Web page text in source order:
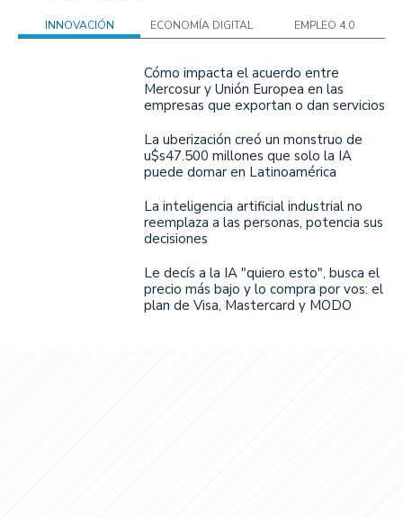
INNOVACIÓN ECONOMÍA DIGITAL EMPLEO 4.0
Cómo impacta el acuerdo entre
Mercosur y Unión Europea en las
empresas que exportan o dan servicios
La uberización creó un monstruo de
u$s47.500 millones que solo la IA
puede domar en Latinoamérica
La inteligencia artificial industrial no
reemplaza a las personas, potencia sus
decisiones
Le decís a la IA "quiero esto", busca el
precio más bajo y lo compra por vos: el
plan de Visa, Mastercard y MODO